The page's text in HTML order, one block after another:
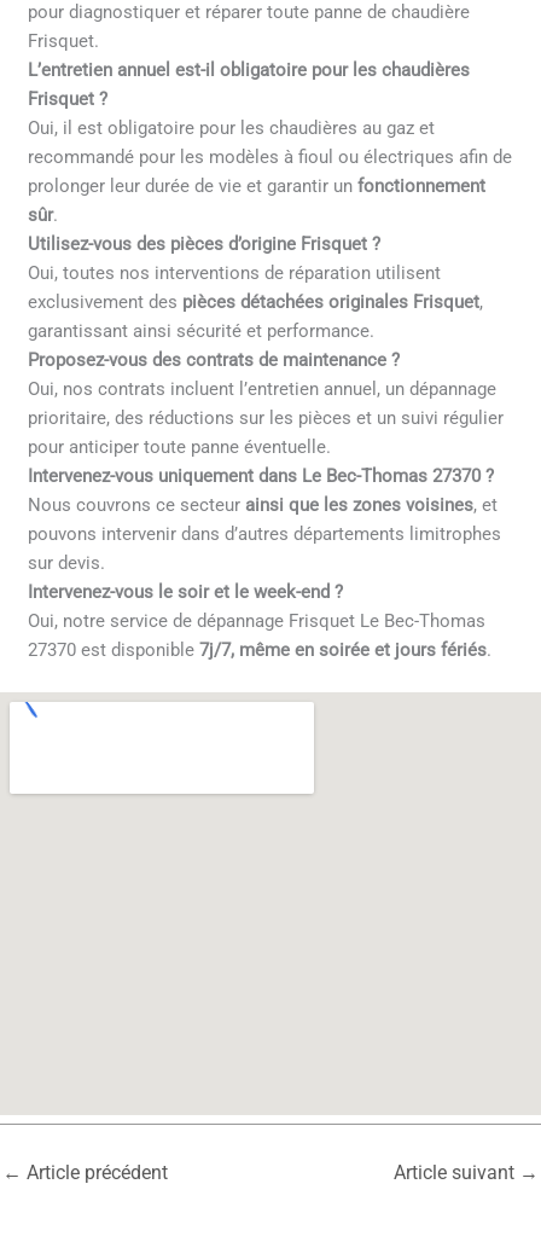
pour diagnostiquer et réparer toute panne de chaudière
Frisquet.
L’entretien annuel est-il obligatoire pour les chaudières
Frisquet ?
Oui, il est obligatoire pour les chaudières au gaz et
recommandé pour les modèles à fioul ou électriques afin de
prolonger leur durée de vie et garantir unfonctionnement
sûr.
Utilisez-vous des pièces d’origine Frisquet ?
Oui, toutes nos interventions de réparation utilisent
exclusivement des pièces détachées originales Frisquet,
garantissant ainsi sécurité et performance.
Proposez-vous des contrats de maintenance ?
Oui, nos contrats incluent l’entretien annuel, un dépannage
prioritaire, des réductions sur les pièces et un suivi régulier
pour anticiper toute panne éventuelle.
Intervenez-vous uniquement dans Le Bec-Thomas 27370 ?
Nous couvrons ce secteur ainsi que les zones voisines, et
pouvons intervenir dans d’autres départements limitrophes
sur devis.
Intervenez-vous le soir et le week-end ?
Oui, notre service de dépannage Frisquet Le Bec-Thomas
27370 est disponible7j/7, même en soirée et jours fériés.
← Article précédent Article suivant →